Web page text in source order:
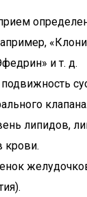
и т. д.
клапана.
липидов,
крови.